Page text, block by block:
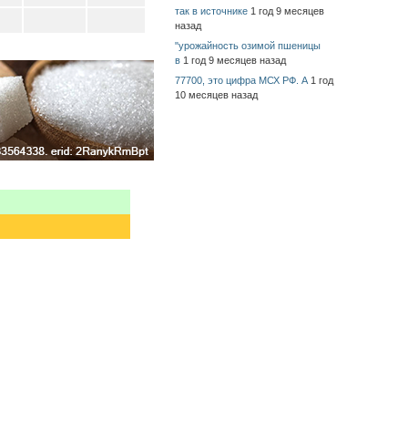
так в источнике 1 год 9 месяцев
назад
"урожайность озимой пшеницы
в 1 год 9 месяцев назад
77700, это цифра МСХ РФ. А 1 год
10 месяцев назад